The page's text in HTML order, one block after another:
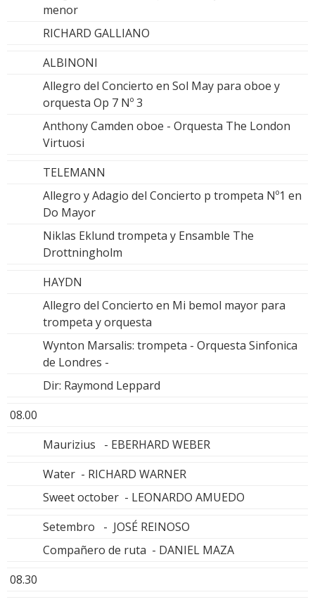
menor
RICHARD GALLIANO
ALBINONI
Allegro del Concierto en Sol May para oboe y
orquesta Op 7 Nº 3
Anthony Camden oboe - Orquesta The London
Virtuosi
TELEMANN
Allegro y Adagio del Concierto p trompeta Nº1 en
Do Mayor
Niklas Eklund trompeta y Ensamble The
Drottningholm
HAYDN
Allegro del Concierto en Mi bemol mayor para
trompeta y orquesta
Wynton Marsalis: trompeta - Orquesta Sinfonica
de Londres -
Dir: Raymond Leppard
08.00
Maurizius - EBERHARD WEBER
Water - RICHARD WARNER
Sweet october - LEONARDO AMUEDO
Setembro - JOSÉ REINOSO
Compañero de ruta - DANIEL MAZA
08.30